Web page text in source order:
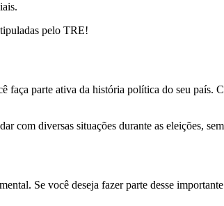
pelo TRE!
faça parte ativa da história política do seu país.
com diversas situações durante as eleições,
Se você deseja fazer parte desse